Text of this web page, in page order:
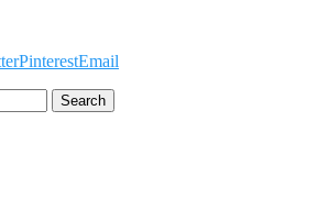
PinterestEmail